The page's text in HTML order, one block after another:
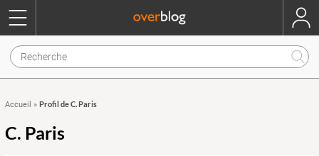
Accueil » Profil de C. Paris
C. Paris